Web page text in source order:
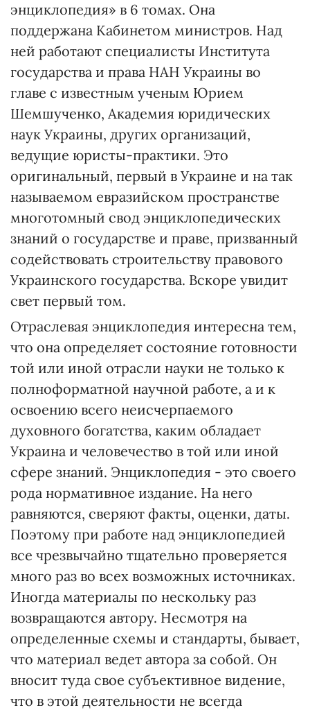
энциклопедия» в 6 томах. Она
поддержана Кабинетом министров. Над
ней работают специалисты Института
государства и права НАН Украины во
главе с известным ученым Юрием
Шемшученко, Академия юридических
наук Украины, других организаций,
ведущие юристы-практики. Это
оригинальный, первый в Украине и на так
называемом евразийском пространстве
многотомный свод энциклопедических
знаний о государстве и праве, призванный
содействовать строительству правового
Украинского государства. Вскоре увидит
свет первый том.
Отраслевая энциклопедия интересна тем,
что она определяет состояние готовности
той или иной отрасли науки не только к
полноформатной научной работе, а и к
освоению всего неисчерпаемого
духовного богатства, каким обладает
Украина и человечество в той или иной
сфере знаний. Энциклопедия - это своего
рода нормативное издание. На него
равняются, сверяют факты, оценки, даты.
Поэтому при работе над энциклопедией
все чрезвычайно тщательно проверяется
много раз во всех возможных источниках.
Иногда материалы по нескольку раз
возвращаются автору. Несмотря на
определенные схемы и стандарты, бывает,
что материал ведет автора за собой. Он
вносит туда свое субъективное видение,
что в этой деятельности не всегда